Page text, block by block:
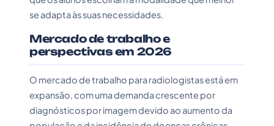
se adapta às suas necessidades.
Mercado de trabalho e
perspectivas em 2026
O mercado de trabalho para radiologistas está em
expansão, com uma demanda crescente por
diagnósticos por imagem devido ao aumento da